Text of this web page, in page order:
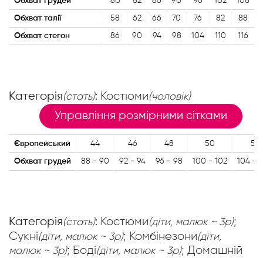
Обхват талії 58 62 66 70 76 82 88
Обхват стегон 86 90 94 98 104 110 116
Категорія(стать): Костюми(чоловік)
Управління розмірними сітками
Європейський 44 46 48 50 52
Обхват грудей 88 - 90 92 - 94 96 - 98 100 - 102 104 -
Категорія(стать): Костюми(діти, малюк ~ 3р);
Сукні(діти, малюк ~ 3р); Комбінезони(діти,
малюк ~ 3р); Боді(діти, малюк ~ 3р); Домашній